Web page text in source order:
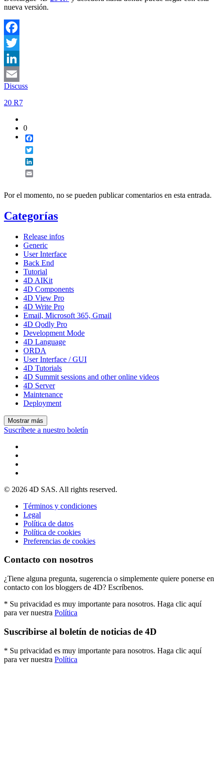
nueva versión.
Facebook
Twitter
LinkedIn
Email
Discuss
20 R7
0
Por el momento, no se pueden publicar comentarios en esta entrada.
Categorías
Release infos
Generic
User Interface
Back End
Tutorial
4D AIKit
4D Components
4D View Pro
4D Write Pro
Email, Microsoft 365, Gmail
4D Qodly Pro
Development Mode
4D Language
ORDA
User Interface / GUI
4D Tutorials
4D Summit sessions and other online videos
4D Server
Maintenance
Deployment
Mostrar más
Suscríbete a nuestro boletín
© 2026 4D SAS. All rights reserved.
Términos y condiciones
Legal
Política de datos
Política de cookies
Preferencias de cookies
Contacto con nosotros
¿Tiene alguna pregunta, sugerencia o simplemente quiere ponerse en
contacto con los bloggers de 4D? Escríbenos.
* Su privacidad es muy importante para nosotros. Haga clic aquí
para ver nuestra Política
Suscribirse al boletín de noticias de 4D
* Su privacidad es muy importante para nosotros. Haga clic aquí
para ver nuestra Política